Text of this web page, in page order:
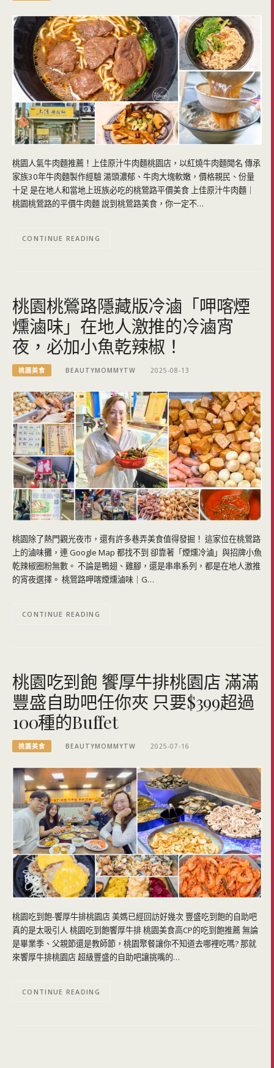
桃園人氣牛肉麵推薦！上佳原汁牛肉麵桃園店，以紅燒牛肉麵聞名 傳承
家族30年牛肉麵製作經驗 湯頭濃郁、牛肉大塊軟嫩，價格親民、份量
十足 是在地人和當地上班族必吃的桃鶯路平價美食 上佳原汁牛肉麵｜
桃園桃鶯路的平價牛肉麵 說到桃鶯路美食，你一定不…
CONTINUE READING
桃園桃鶯路隱藏版冷滷「呷喀煙
燻滷味」在地人激推的冷滷宵
夜，必加小魚乾辣椒！
桃園美食 BEAUTYMOMMYTW 2025-08-13
桃園除了熱門觀光夜市，還有許多巷弄美食值得發掘！ 這家位在桃鶯路
上的滷味攤，連 Google Map 都找不到 卻靠著「煙燻冷滷」與招牌小魚
乾辣椒圈粉無數。 不論是鴨翅、雞腳，還是串串系列，都是在地人激推
的宵夜選擇。 桃鶯路呷喀煙燻滷味｜G…
CONTINUE READING
桃園吃到飽 饗厚牛排桃園店 滿滿
豐盛自助吧任你夾 只要$399超過
100種的Buffet
桃園美食 BEAUTYMOMMYTW 2025-07-16
桃園吃到飽-饗厚牛排桃園店 美媽已經回訪好幾次 豐盛吃到飽的自助吧
真的是太吸引人 桃園吃到飽饗厚牛排 桃園美食高CP的吃到飽推薦 無論
是畢業季、父親節還是教師節，桃園聚餐讓你不知道去哪裡吃嗎? 那就
來饗厚牛排桃園店 超級豐盛的自助吧讓挑嘴的…
CONTINUE READING